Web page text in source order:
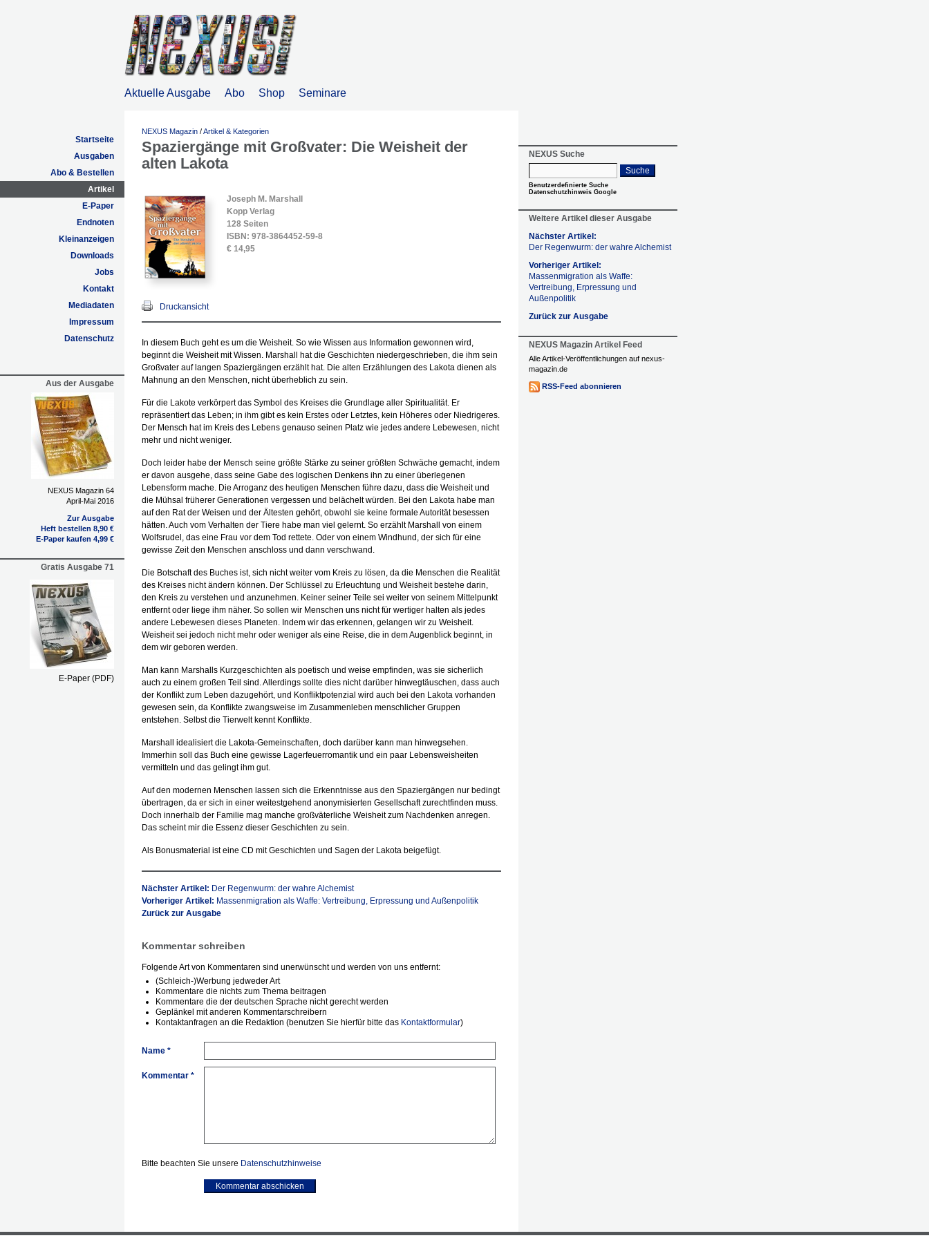
Aktuelle Ausgabe Abo Shop Seminare
Startseite
Ausgaben
Abo & Bestellen
Artikel
E-Paper
Endnoten
Kleinanzeigen
Downloads
Jobs
Kontakt
Mediadaten
Impressum
Datenschutz
Aus der Ausgabe
NEXUS Magazin 64
April-Mai 2016
Zur Ausgabe
Heft bestellen 8,90 €
E-Paper kaufen 4,99 €
Gratis Ausgabe 71
E-Paper (PDF)
NEXUS Magazin /Artikel & Kategorien
Spaziergänge mit Großvater: Die Weisheit der
alten Lakota
Joseph M. Marshall
Kopp Verlag
128 Seiten
ISBN: 978-3864452-59-8
€ 14,95
Druckansicht
In diesem Buch geht es um die Weisheit. So wie Wissen aus Information gewonnen wird,
beginnt die Weisheit mit Wissen. Marshall hat die Geschichten niedergeschrieben, die ihm sein
Großvater auf langen Spaziergängen erzählt hat. Die alten Erzählungen des Lakota dienen als
Mahnung an den Menschen, nicht überheblich zu sein.
Für die Lakote verkörpert das Symbol des Kreises die Grundlage aller Spiritualität. Er
repräsentiert das Leben; in ihm gibt es kein Erstes oder Letztes, kein Höheres oder Niedrigeres.
Der Mensch hat im Kreis des Lebens genauso seinen Platz wie jedes andere Lebewesen, nicht
mehr und nicht weniger.
Doch leider habe der Mensch seine größte Stärke zu seiner größten Schwäche gemacht, indem
er davon ausgehe, dass seine Gabe des logischen Denkens ihn zu einer überlegenen
Lebensform mache. Die Arroganz des heutigen Menschen führe dazu, dass die Weisheit und
die Mühsal früherer Generationen vergessen und belächelt würden. Bei den Lakota habe man
auf den Rat der Weisen und der Ältesten gehört, obwohl sie keine formale Autorität besessen
hätten. Auch vom Verhalten der Tiere habe man viel gelernt. So erzählt Marshall von einem
Wolfsrudel, das eine Frau vor dem Tod rettete. Oder von einem Windhund, der sich für eine
gewisse Zeit den Menschen anschloss und dann verschwand.
Die Botschaft des Buches ist, sich nicht weiter vom Kreis zu lösen, da die Menschen die Realität
des Kreises nicht ändern können. Der Schlüssel zu Erleuchtung und Weisheit bestehe darin,
den Kreis zu verstehen und anzunehmen. Keiner seiner Teile sei weiter von seinem Mittelpunkt
entfernt oder liege ihm näher. So sollen wir Menschen uns nicht für wertiger halten als jedes
andere Lebewesen dieses Planeten. Indem wir das erkennen, gelangen wir zu Weisheit.
Weisheit sei jedoch nicht mehr oder weniger als eine Reise, die in dem Augenblick beginnt, in
dem wir geboren werden.
Man kann Marshalls Kurzgeschichten als poetisch und weise empfinden, was sie sicherlich
auch zu einem großen Teil sind. Allerdings sollte dies nicht darüber hinwegtäuschen, dass auch
der Konflikt zum Leben dazugehört, und Konfliktpotenzial wird auch bei den Lakota vorhanden
gewesen sein, da Konflikte zwangsweise im Zusammenleben menschlicher Gruppen
entstehen. Selbst die Tierwelt kennt Konflikte.
Marshall idealisiert die Lakota-Gemeinschaften, doch darüber kann man hinwegsehen.
Immerhin soll das Buch eine gewisse Lagerfeuerromantik und ein paar Lebensweisheiten
vermitteln und das gelingt ihm gut.
Auf den modernen Menschen lassen sich die Erkenntnisse aus den Spaziergängen nur bedingt
übertragen, da er sich in einer weitestgehend anonymisierten Gesellschaft zurechtfinden muss.
Doch innerhalb der Familie mag manche großväterliche Weisheit zum Nachdenken anregen.
Das scheint mir die Essenz dieser Geschichten zu sein.
Als Bonusmaterial ist eine CD mit Geschichten und Sagen der Lakota beigefügt.
Nächster Artikel: Der Regenwurm: der wahre Alchemist
Vorheriger Artikel: Massenmigration als Waffe: Vertreibung, Erpressung und Außenpolitik
Zurück zur Ausgabe
Kommentar schreiben
Folgende Art von Kommentaren sind unerwünscht und werden von uns entfernt:
(Schleich-)Werbung jedweder Art
Kommentare die nichts zum Thema beitragen
Kommentare die der deutschen Sprache nicht gerecht werden
Geplänkel mit anderen Kommentarschreibern
Kontaktanfragen an die Redaktion (benutzen Sie hierfür bitte das Kontaktformular)
Name *
Kommentar *
Bitte beachten Sie unsere Datenschutzhinweise
Kommentar abschicken
NEXUS Suche
Suche
Benutzerdefinierte Suche
Datenschutzhinweis Google
Weitere Artikel dieser Ausgabe
Nächster Artikel:
Der Regenwurm: der wahre Alchemist
Vorheriger Artikel:
Massenmigration als Waffe:
Vertreibung, Erpressung und
Außenpolitik
Zurück zur Ausgabe
NEXUS Magazin Artikel Feed
Alle Artikel-Veröffentlichungen auf nexus-
magazin.de
RSS-Feed abonnieren